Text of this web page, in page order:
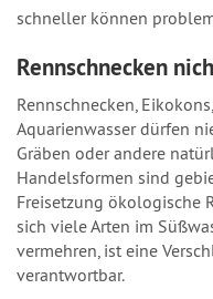
schneller können
Rennschnecken
Rennschnecken,
Aquarienwasser dürfen
Gräben oder andere
Handelsformen sind
Freisetzung ökologische
sich viele Arten im
vermehren, ist eine
verantwortbar.